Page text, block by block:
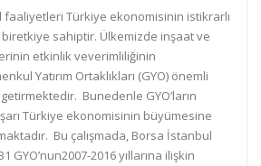
Türkiye ekonomisinin istikrarlı
sahiptir. Ülkemizde inşaat ve
etkinlik veverimliliğinin
Yatırım Ortaklıkları (GYO) önemli
Bunedenle GYO’ların
Türkiye ekonomisinin büyümesine
Bu çalışmada, Borsa İstanbul
GYO’nun2007-2016 yıllarına ilişkin